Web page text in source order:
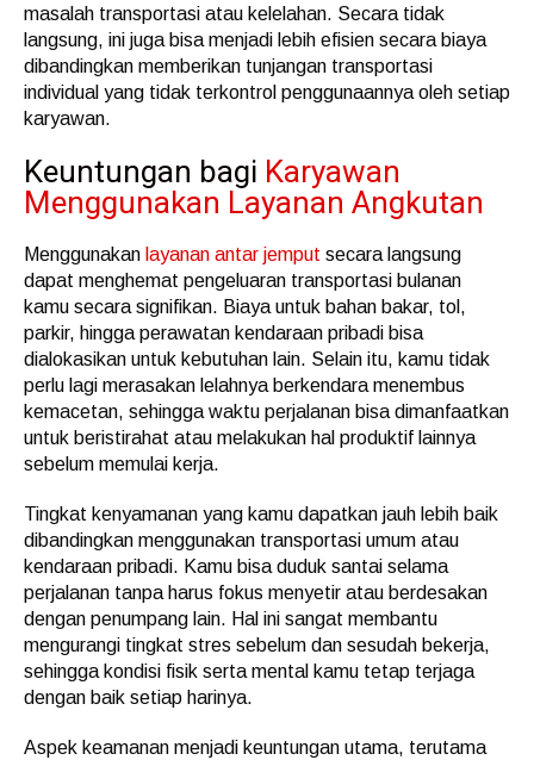
masalah transportasi atau kelelahan. Secara tidak
langsung, ini juga bisa menjadi lebih efisien secara biaya
dibandingkan memberikan tunjangan transportasi
individual yang tidak terkontrol penggunaannya oleh setiap
karyawan.
Keuntungan bagi Karyawan
Menggunakan Layanan Angkutan
Menggunakan layanan antar jemput secara langsung
dapat menghemat pengeluaran transportasi bulanan
kamu secara signifikan. Biaya untuk bahan bakar, tol,
parkir, hingga perawatan kendaraan pribadi bisa
dialokasikan untuk kebutuhan lain. Selain itu, kamu tidak
perlu lagi merasakan lelahnya berkendara menembus
kemacetan, sehingga waktu perjalanan bisa dimanfaatkan
untuk beristirahat atau melakukan hal produktif lainnya
sebelum memulai kerja.
Tingkat kenyamanan yang kamu dapatkan jauh lebih baik
dibandingkan menggunakan transportasi umum atau
kendaraan pribadi. Kamu bisa duduk santai selama
perjalanan tanpa harus fokus menyetir atau berdesakan
dengan penumpang lain. Hal ini sangat membantu
mengurangi tingkat stres sebelum dan sesudah bekerja,
sehingga kondisi fisik serta mental kamu tetap terjaga
dengan baik setiap harinya.
Aspek keamanan menjadi keuntungan utama, terutama